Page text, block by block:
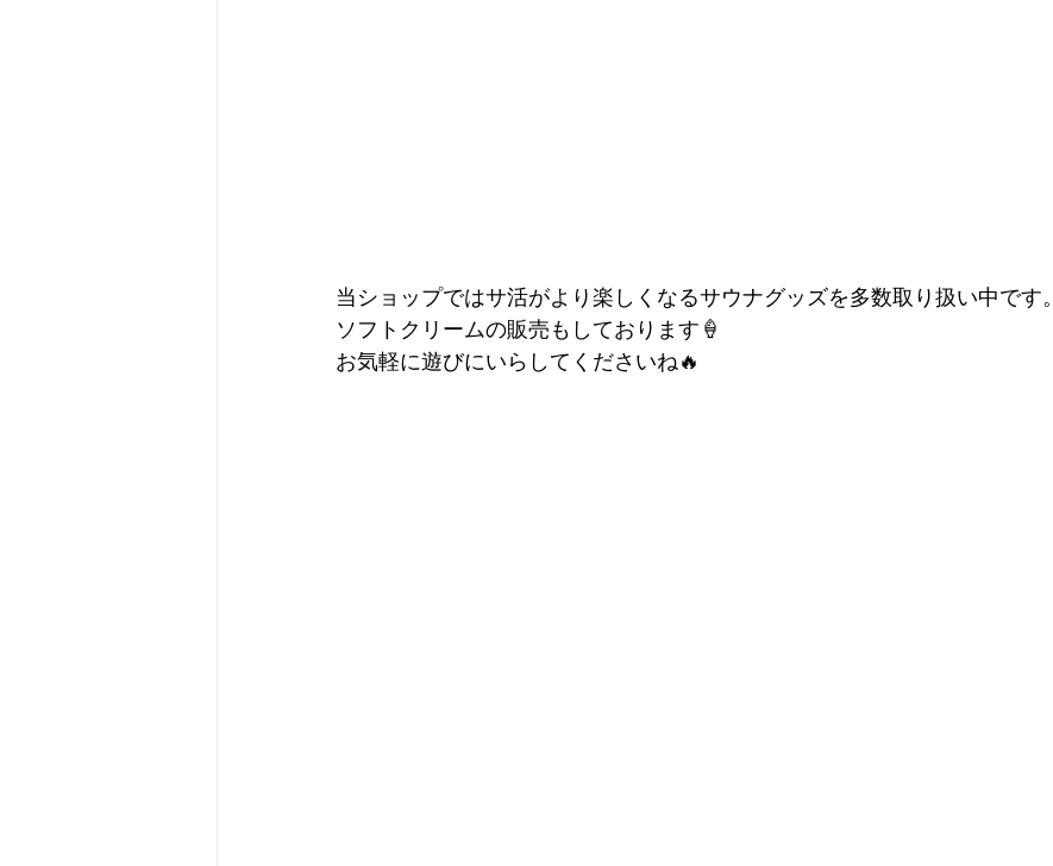
当ショップではサ活がより楽しくなるサウナグッズを多数取り扱い中です。
ソフトクリームの販売もしております🍦
お気軽に遊びにいらしてくださいね🔥